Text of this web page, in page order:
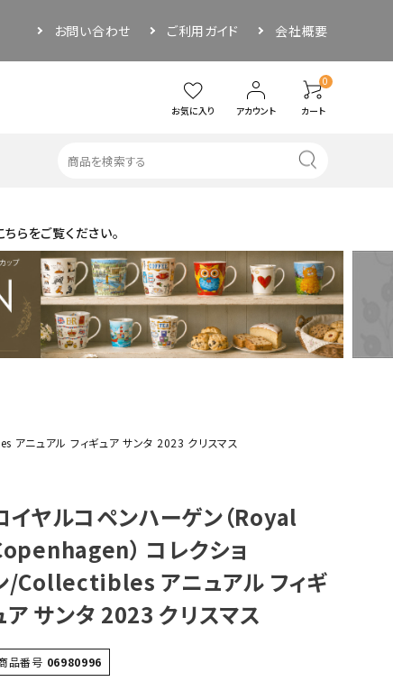
お問い合わせ ご利用ガイド 会社概要
お気に入り アカウント
0
カート
の他 アウトドア
ー ぐい呑み／お猪口
その他
をご覧ください。
ニュアル フィギュア サンタ 2023 クリスマス
イヤルコペンハーゲン（Royal
） コレクショ
/Collectibles アニュアル フィギ
ア サンタ 2023 クリスマス
品番号 06980996